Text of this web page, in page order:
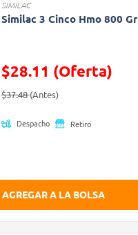
SIMILAC
Similac 3 Cinco Hmo 800 Gr
$28.11 (Oferta)
Precio reducido de
$37.48(Antes)(Oferta)
Despacho Retiro
AGREGAR A LA BOLSA